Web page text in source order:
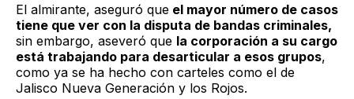
El almirante, aseguró que el mayor número de casos
tiene que ver con la disputa de bandas criminales,
sin embargo, aseveró que la corporación a su cargo
está trabajando para desarticular a esos grupos,
como ya se ha hecho con carteles como el de
Jalisco Nueva Generación y los Rojos.